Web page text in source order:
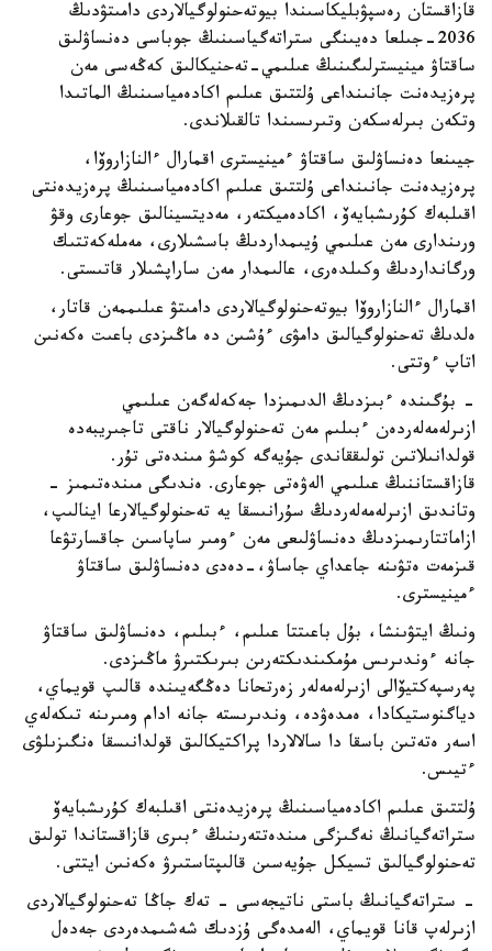
قازاقستان رەسپۋبليكاسىندا بيوتەحنولوگيالاردى دامىتۋدىڭ
2036-جىلعا دەيىنگى ستراتەگياسىنىڭ جوباسى دەنساۋلىق
ساقتاۋ مينيسترلىگىنىڭ عىلىمي-تەحنيكالىق كەڭەسى مەن
پرەزيدەنت جانىنداعى ۇلتتىق عىلىم اكادەمياسىنىڭ الماتىدا
وتكەن بىرلەسكەن وتىرىسىندا تالقىلاندى.
جيىنعا دەنساۋلىق ساقتاۋ ءمينيسترى اقمارال ءالنازاروۆا،
پرەزيدەنت جانىنداعى ۇلتتىق عىلىم اكادەمياسىنىڭ پرەزيدەنتى
اقىلبەك كۇرىشبايەۆ، اكادەميكتەر، مەديتسينالىق جوعارى وقۋ
ورىندارى مەن عىلىمي ۇيىمداردىڭ باسشىلارى، مەملەكەتتىك
ورگانداردىڭ وكىلدەرى، عالىمدار مەن ساراپشىلار قاتىستى.
اقمارال ءالنازاروۆا بيوتەحنولوگيالاردى دامىتۋ عىلىممەن قاتار،
ەلدىڭ تەحنولوگيالىق دامۋى ءۇشىن دە ماڭىزدى باعىت ەكەنىن
اتاپ ءوتتى.
- بۇگىندە ءبىزدىڭ الدىمىزدا جەكەلەگەن عىلىمي
ازىرلەمەلەردەن ءبىلىم مەن تەحنولوگيالار ناقتى تاجىريبەدە
قولدانىلاتىن تولىققاندى جۇيەگە كوشۋ مىندەتى تۇر.
قازاقستاننىڭ عىلىمي الەۋەتى جوعارى. ەندىگى مىندەتىمىز -
وتاندىق ازىرلەمەلەردىڭ سۇرانىسقا يە تەحنولوگيالارعا اينالىپ،
ازاماتتارىمىزدىڭ دەنساۋلىعى مەن ءومىر ساپاسىن جاقسارتۋعا
قىزمەت ەتۋىنە جاعداي جاساۋ،-دەدى دەنساۋلىق ساقتاۋ
ءمينيسترى.
ونىڭ ايتۋىنشا، بۇل باعىتتا عىلىم، ءبىلىم، دەنساۋلىق ساقتاۋ
جانە ءوندىرىس مۇمكىندىكتەرىن بىرىكتىرۋ ماڭىزدى.
پەرسپەكتيۆالى ازىرلەمەلەر زەرتحانا دەڭگەيىندە قالىپ قويماي،
دياگنوستيكادا، ەمدەۋدە، وندىرىستە جانە ادام ومىرىنە تىكەلەي
اسەر ەتەتىن باسقا دا سالالاردا پراكتيكالىق قولدانىسقا ەنگىزىلۋى
ءتيىس.
ۇلتتىق عىلىم اكادەمياسىنىڭ پرەزيدەنتى اقىلبەك كۇرىشبايەۆ
ستراتەگيانىڭ نەگىزگى مىندەتتەرىنىڭ ءبىرى قازاقستاندا تولىق
تەحنولوگيالىق تسيكل جۇيەسىن قالىپتاستىرۋ ەكەنىن ايتتى.
- ستراتەگيانىڭ باستى ناتيجەسى - تەك جاڭا تەحنولوگيالاردى
ازىرلەپ قانا قويماي، الەمدەگى ۇزدىك شەشىمدەردى جەدەل